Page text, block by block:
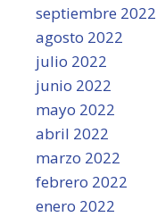
septiembre 2022
agosto 2022
julio 2022
junio 2022
mayo 2022
abril 2022
marzo 2022
febrero 2022
enero 2022